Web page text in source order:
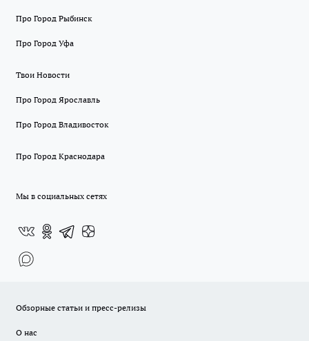
Про Город Рыбинск
Про Город Уфа
Твои Новости
Про Город Ярославль
Про Город Владивосток
Про Город Краснодара
Мы в социальных сетях
Обзорные статьи и пресс-релизы
О нас